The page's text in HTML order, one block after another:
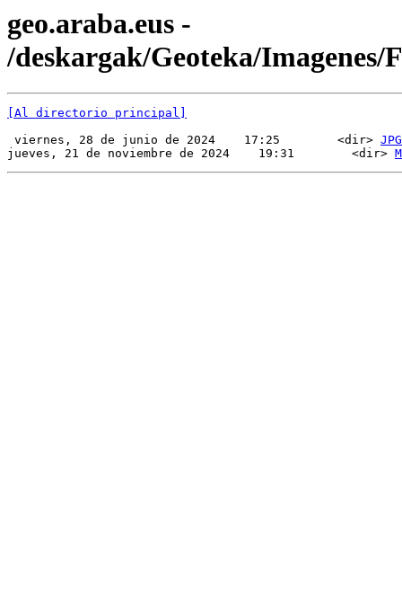
geo.araba.eus -
/deskargak/Geoteka/Imagenes/
[Al directorio principal]
viernes, 28 de junio de 2024    17:25        <dir> JPG
jueves, 21 de noviembre de 2024    19:31        <dir>